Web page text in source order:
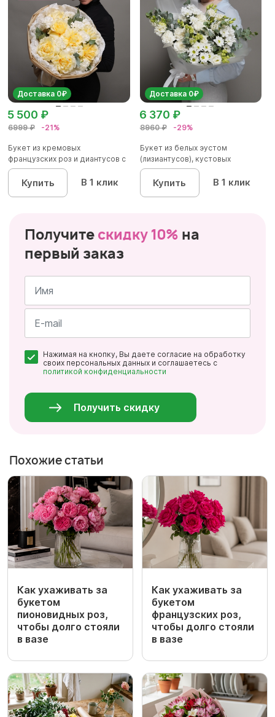
Доставка 0₽
6999 ₽ -21%
5 500 ₽
Букет из кремовых
французских роз и диантусов с
эвкалип...
Купить В 1 клик
Доставка 0₽
8960 ₽ -29%
6 370 ₽
Букет из белых эустом
(лизиантусов), кустовых
хризантем...
Купить В 1 клик
Получите скидку 10% на
первый заказ
Имя
*
Нажимая на кнопку, Вы даете согласие на обработку
своих персональных данных и соглашаетесь с
политикой конфиденциальности
Получить скидку
Похожие статьи
Как ухаживать за
букетом
пионовидных роз,
чтобы долго стояли
в вазе
Как ухаживать за
букетом
французских роз,
чтобы долго стояли
в вазе